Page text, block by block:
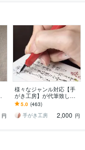
円
様々なジャンル対応【手
がき工房】が代筆致しま
す ☆手紙、履歴書、釣
書、宛名書き、命名書、
賞状など代筆致します
5.0 (463)
手がき工房
2,000 円